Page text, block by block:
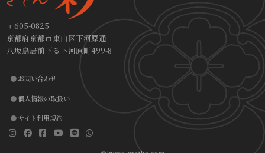
〒605-0825
京都府京都市東山区下河原通
八坂鳥居前下る下河原町499-8
お問い合わせ
個人情報の取扱い
サイト利用規約